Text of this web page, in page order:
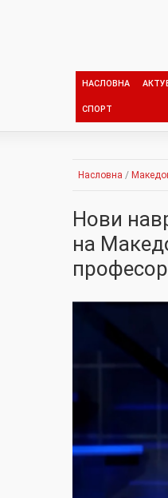
НАСЛОВНА
СПОРТ
Насловна /
Нови
на